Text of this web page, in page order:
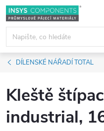
Přejít
na
obsah
DÍLENSKÉ NÁŘADÍ TOTAL
Kleště
industrial,